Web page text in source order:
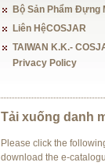
Bộ Sản Phẩm Đựng
Liên HệCOSJAR
TAIWAN K.K.-
Privacy Policy
Tải xuống danh
Please click the
download the e-